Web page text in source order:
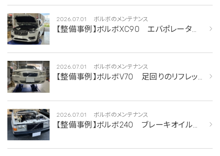
2026.07.01 ボルボのメンテナンス
【整備事例】ボルボXC90 エバポレーター
2026.07.01 ボルボのメンテナンス
【整備事例】ボルボV70 足回りのリフレッ
2026.07.01 ボルボのメンテナンス
【整備事例】ボルボ240 ブレーキオイル漏